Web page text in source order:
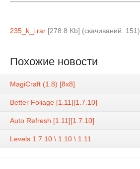
235_k_j.rar [278.8 Kb] (cкачиваний: 151)
Похожие новости
MagiCraft (1.8) [8x8]
Better Foliage [1.11][1.7.10]
Auto Refresh [1.11][1.7.10]
Levels 1.7.10 \ 1.10 \ 1.11